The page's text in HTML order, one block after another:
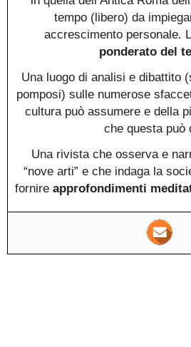
tempo (libero) da
accrescimento personale.
ponderato del
Una luogo di analisi e dibattito
pomposi) sulle numerose
cultura può assumere e della
che questa può
Una rivista che osserva e
“nove arti” e che indaga la
fornire approfondimenti